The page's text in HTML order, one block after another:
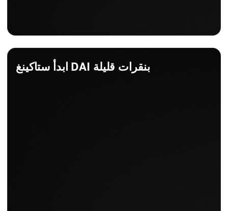
ابدأ ستاكينغ DAI بنقرات قليلة